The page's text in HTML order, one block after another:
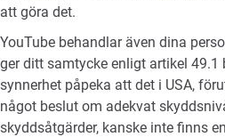
att göra det.
YouTube behandlar även dina
ger ditt samtycke enligt artikel 49.1
synnerhet påpeka att det i USA,
något beslut om adekvat
skyddsåtgärder, kanske inte finns